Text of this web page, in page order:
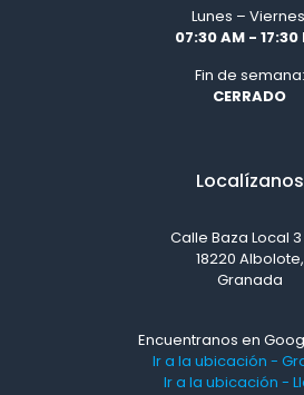
Lunes –
07:30 AM - 17:30
Fin de semana:
CERRADO
Localízanos
Calle Baza Local 3
18220 Albolote,
Granada
Encuentranos en
Ir a la ubicación -
Ir a la ubicación -